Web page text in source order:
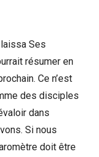
Ses
résumer en
Ce n’est
des disciples
dans
Si nous
doit être